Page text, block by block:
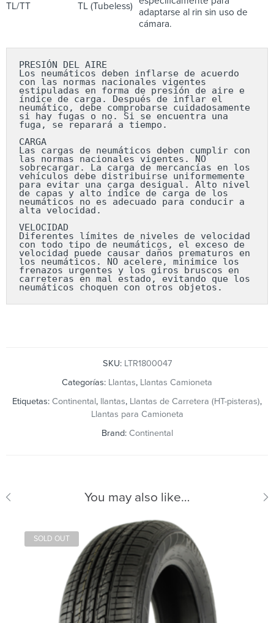
TL/TT TL (Tubeless)
adaptarse al rin sin uso de
cámara.
PRESIÓN DEL AIRE
Los neumáticos deben inflarse de acuerdo
con las normas nacionales vigentes
estipuladas en forma de presión de aire e
índice de carga. Después de inflar el
neumático, debe comprobarse cuidadosamente
si hay fugas o no. Si se encuentra una
fuga, se reparará a tiempo.
CARGA
Las cargas de neumáticos deben cumplir con
las normas nacionales vigentes. NO
sobrecargar. La carga de mercancías en los
vehículos debe distribuirse uniformemente
para evitar una carga desigual. Alto nivel
de capas y alto índice de carga de los
neumáticos no es adecuado para conducir a
alta velocidad.
VELOCIDAD
Diferentes límites de niveles de velocidad
con todo tipo de neumáticos, el exceso de
velocidad puede causar daños prematuros en
los neumáticos. NO acelere, minimice los
frenazos urgentes y los giros bruscos en
carreteras en mal estado, evitando que los
neumáticos choquen con otros objetos.
SKU: LTR1800047
Categorías: Llantas, Llantas Camioneta
Etiquetas: Continental, llantas, Llantas de Carretera (HT-pisteras),
Llantas para Camioneta
Brand: Continental
You may also like…
SOLD OUT